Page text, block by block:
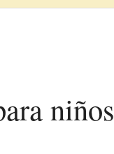
niños